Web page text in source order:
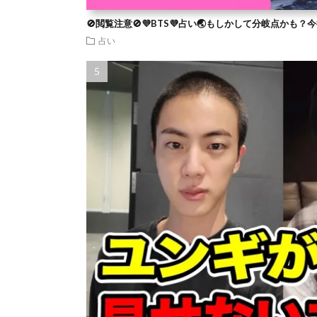
🚫閲覧注意🚫💜BTS💜占い🌏もしかして分岐点かも？
占い